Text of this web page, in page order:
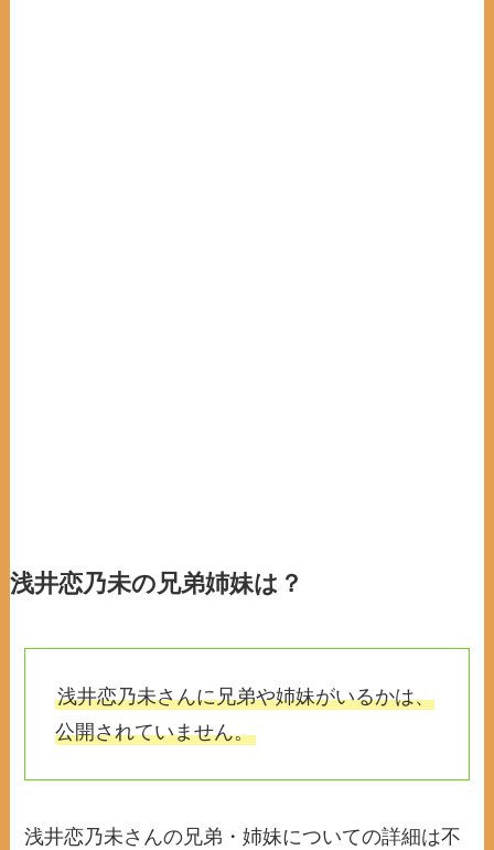
浅井恋乃未の兄弟姉妹は？
浅井恋乃未さんに兄弟や姉妹がいるかは、
公開されていません。
浅井恋乃未さんの兄弟・姉妹についての詳細は不